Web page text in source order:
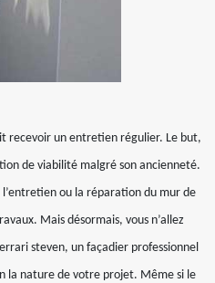
recevoir un entretien régulier. Le but,
de viabilité malgré son ancienneté.
ou la réparation du mur de
Mais désormais, vous n’allez
steven, un façadier professionnel
la nature de votre projet. Même si le